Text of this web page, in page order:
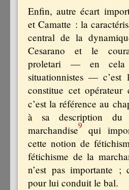
Enfin, autre écart
et Camatte : la
central de la
Cesarano et le
proletari — en cela
situationnistes — c’est
constitue cet
c’est la référence au
à sa description du
marchandise9
qui
cette notion de
fétichisme de la
n’est pas importante ;
pour lui conduit le bal.